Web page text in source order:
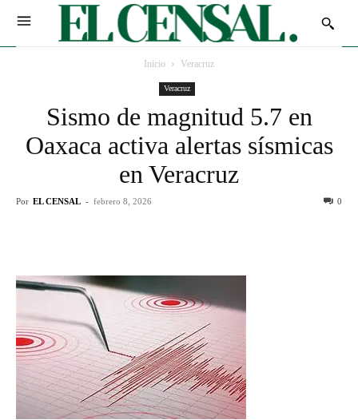
Inicio Veracruz
Veracruz
Sismo de magnitud 5.7 en
Oaxaca activa alertas sísmicas
en Veracruz
Por EL CENSAL - febrero 8, 2026 0